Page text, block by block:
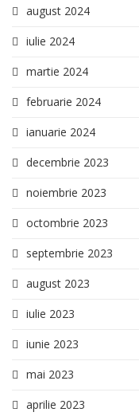
august 2024
iulie 2024
martie 2024
februarie 2024
ianuarie 2024
decembrie 2023
noiembrie 2023
octombrie 2023
septembrie 2023
august 2023
iulie 2023
iunie 2023
mai 2023
aprilie 2023